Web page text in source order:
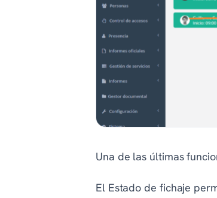
Una de las últimas
El Estado de fichaje